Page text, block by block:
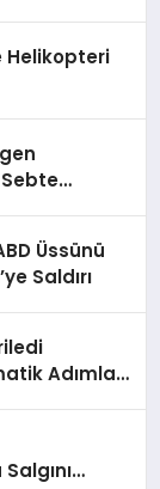
Helikopteri
Sebte
Üssünü
Saldırı
Adımlar